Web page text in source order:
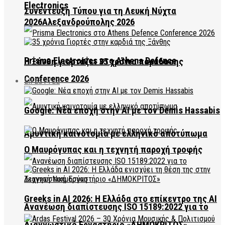
Electronics
Prisma Electronics στο Athens Defence
Conference 2026
Αμυντική καινοτομία με ελληνικό αποτύπωμα
Ανανέωση διαπίστευσης ISO 15189:2022 για το
Συνέντευξη Τύπου για τη Λευκή Νύχτα
2026Αλεξανδρούπολης 2026
Η Ξάνθη γιορτάζει 35 χρόνια παράδοσης
LIFESTYLE
Google: Νέα εποχή στην AI με τον Demis Hassabis
Ο Μαυρόγυπας και η τεχνητή παροχή τροφής
Greeks in AI 2026: Η Ελλάδα στο επίκεντρο της AI